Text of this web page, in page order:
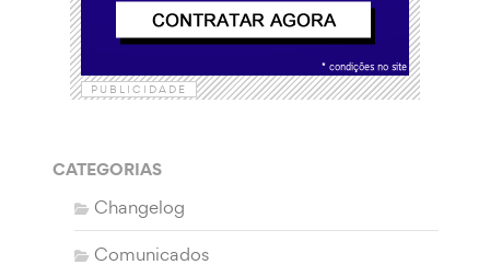
PUBLICIDADE
CATEGORIAS
Changelog
Comunicados